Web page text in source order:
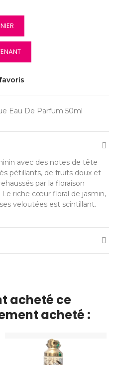
Eau De Parfum 50ml
avec des notes de tête
pétillants, de fruits doux et
par la floraison
riche cœur floral de jasmin,
veloutées est scintillant.
acheté ce
acheté :